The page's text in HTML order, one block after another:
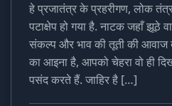
हे प्रजातंत्र के प्रहरीगण, लोक
पटाक्षेप हो गया है. नाटक जहाँ झूठे
संकल्प और भाव की तूती की आवाज
का आइना है, आपको चेहरा वो ही
पसंद करते हैं. जाहिर है […]